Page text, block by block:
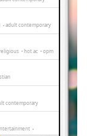
adult contemporary
hot ac opm
contemporary